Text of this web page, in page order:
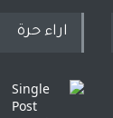
اراء حرة